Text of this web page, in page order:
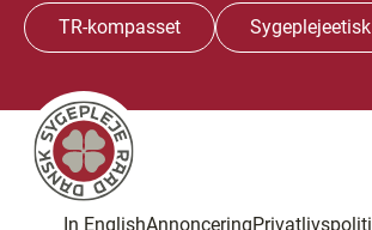
TR-kompasset
In EnglishAnnoncering